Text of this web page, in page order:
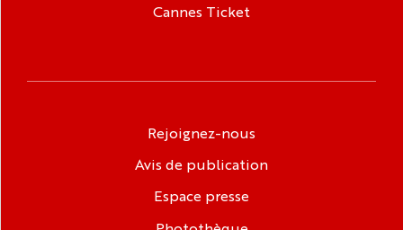
Cannes Ticket
Rejoignez-nous
Avis de publication
Espace presse